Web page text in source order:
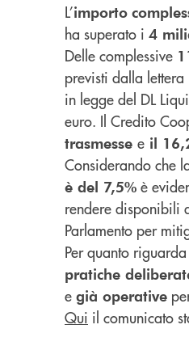
L’importo
ha superato i 4
Delle complessive
previsti dalla
in legge del DL
euro. Il Credito
trasmesse e il
Considerando che
è del 7,5% è
rendere disponibili
Parlamento per
Per quanto
pratiche
e già operative
Qui il comunicato